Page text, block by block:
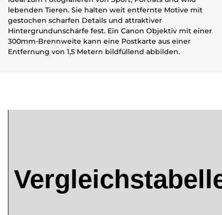
lebenden Tieren. Sie halten weit entfernte Motive mit
gestochen scharfen Details und attraktiver
Hintergrundunschärfe fest. Ein Canon Objektiv mit einer
300mm-Brennweite kann eine Postkarte aus einer
Entfernung von 1,5 Metern bildfüllend abbilden.